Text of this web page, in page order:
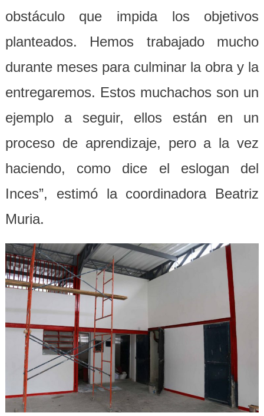
obstáculo que impida los objetivos
planteados. Hemos trabajado mucho
durante meses para culminar la obra y la
entregaremos. Estos muchachos son un
ejemplo a seguir, ellos están en un
proceso de aprendizaje, pero a la vez
haciendo, como dice el eslogan del
Inces”, estimó la coordinadora Beatriz
Muria.